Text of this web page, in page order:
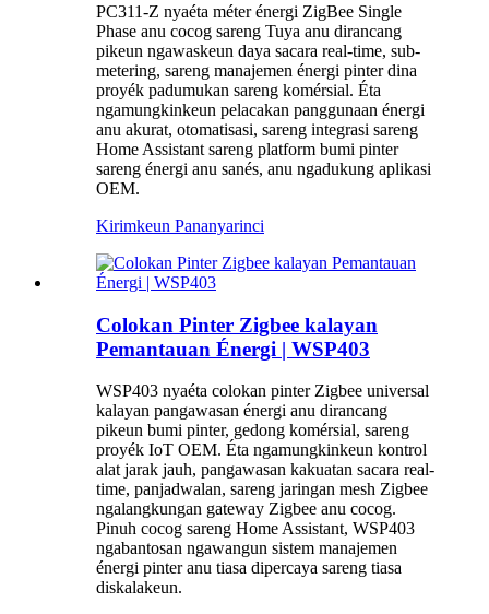
PC311-Z nyaéta méter énergi ZigBee Single
Phase anu cocog sareng Tuya anu dirancang
pikeun ngawaskeun daya sacara real-time, sub-
metering, sareng manajemen énergi pinter dina
proyék padumukan sareng komérsial. Éta
ngamungkinkeun pelacakan panggunaan énergi
anu akurat, otomatisasi, sareng integrasi sareng
Home Assistant sareng platform bumi pinter
sareng énergi anu sanés, anu ngadukung aplikasi
OEM.
Kirimkeun Pananyarinci
Colokan Pinter Zigbee kalayan
Pemantauan Énergi | WSP403
WSP403 nyaéta colokan pinter Zigbee universal
kalayan pangawasan énergi anu dirancang
pikeun bumi pinter, gedong komérsial, sareng
proyék IoT OEM. Éta ngamungkinkeun kontrol
alat jarak jauh, pangawasan kakuatan sacara real-
time, panjadwalan, sareng jaringan mesh Zigbee
ngalangkungan gateway Zigbee anu cocog.
Pinuh cocog sareng Home Assistant, WSP403
ngabantosan ngawangun sistem manajemen
énergi pinter anu tiasa dipercaya sareng tiasa
diskalakeun.